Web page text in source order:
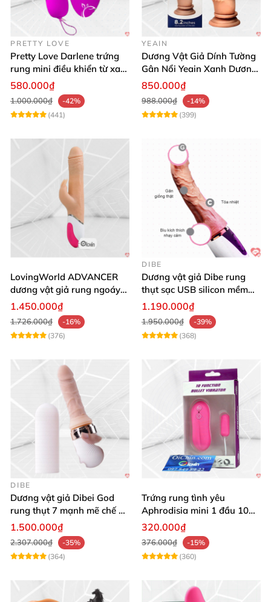
PRETTY LOVE
Pretty Love Darlene trứng
rung mini điều khiển từ xa
12 chế độ rung mạnh
580.000₫
1.000.000₫
-42%
(441)
YEAIN
Dương Vật Giả Dính Tường
Gân Nổi Yeain Xanh Dương
8.2 Siêu Thật
850.000₫
988.000₫
-14%
(399)
LovingWorld ADVANCER
dương vật giả rung ngoáy
thụt 7 chế độ
1.450.000₫
1.726.000₫
-16%
(376)
DIBE
Dương vật giả Dibe rung
thụt sạc USB silicon mềm
mại thật
1.190.000₫
1.950.000₫
-39%
(368)
DIBE
Dương vật giả Dibei God
rung thụt 7 mạnh mẽ chế độ
tỏa nhiệt
1.500.000₫
2.307.000₫
-35%
(364)
Trứng rung tình yêu
Aphrodisia mini 1 đầu 10
chế độ rung đa năng
320.000₫
376.000₫
-15%
(360)